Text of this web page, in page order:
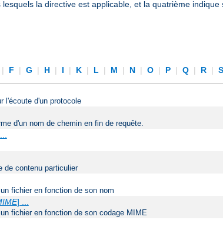
la directive est applicable, et la quatrième
| F | G | H | I | K | L | M | N | O | P | Q | R | S
l'écoute d'un protocole
d'un nom de chemin en fin de requête.
de contenu particulier
fichier en fonction de son nom
] ...
fichier en fonction de son codage MIME